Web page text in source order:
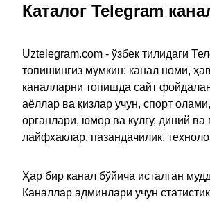
Каталог Telegram
Uztelegram.com - ўзбек тилидаги
топишингиз мумкин: канал номи,
каналларни топишда сайт
аёллар ва қизлар учун, спорт
органлари, юмор ва кулгу, диний
лайфхаклар, пазандачилик,
Ҳар бир канал бўйича исталган
Каналлар админлари учун